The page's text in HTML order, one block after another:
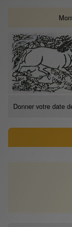
Donner votre date